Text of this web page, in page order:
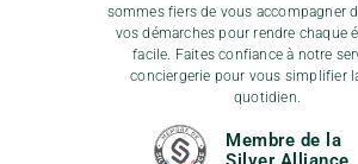
sommes fiers de vous accompagner
vos démarches pour rendre chaque
facile. Faites confiance à notre
conciergerie pour vous simplifier
quotidien.
Membre de la